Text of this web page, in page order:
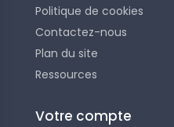
Politique de cookies
Contactez-nous
Plan du site
Ressources
Votre compte